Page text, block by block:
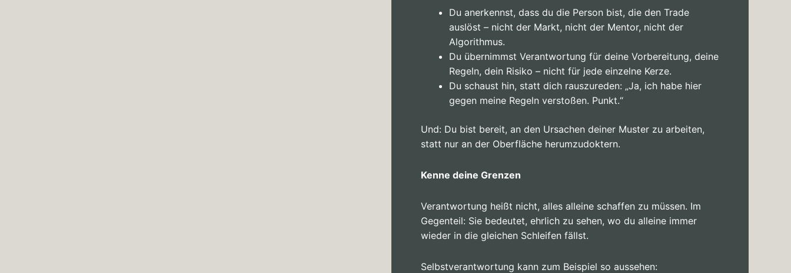
Du anerkennst, dass du die Person bist, die den Trade
auslöst – nicht der Markt, nicht der Mentor, nicht der
Algorithmus.
Du übernimmst Verantwortung für deine Vorbereitung, deine
Regeln, dein Risiko – nicht für jede einzelne Kerze.
Du schaust hin, statt dich rauszureden: „Ja, ich habe hier
gegen meine Regeln verstoßen. Punkt.“
Und: Du bist bereit, an den Ursachen deiner Muster zu arbeiten,
statt nur an der Oberfläche herumzudoktern.
Kenne deine Grenzen
Verantwortung heißt nicht, alles alleine schaffen zu müssen. Im
Gegenteil: Sie bedeutet, ehrlich zu sehen, wo du alleine immer
wieder in die gleichen Schleifen fällst.
Selbstverantwortung kann zum Beispiel so aussehen: